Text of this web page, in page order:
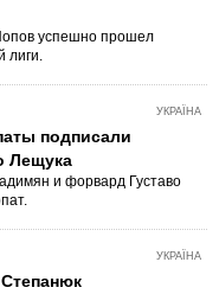
успешно прошел
лиги.
УКРАЇНА
подписали
Лещука
и форвард Густаво
УКРАЇНА